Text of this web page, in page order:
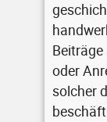
oder
solcher